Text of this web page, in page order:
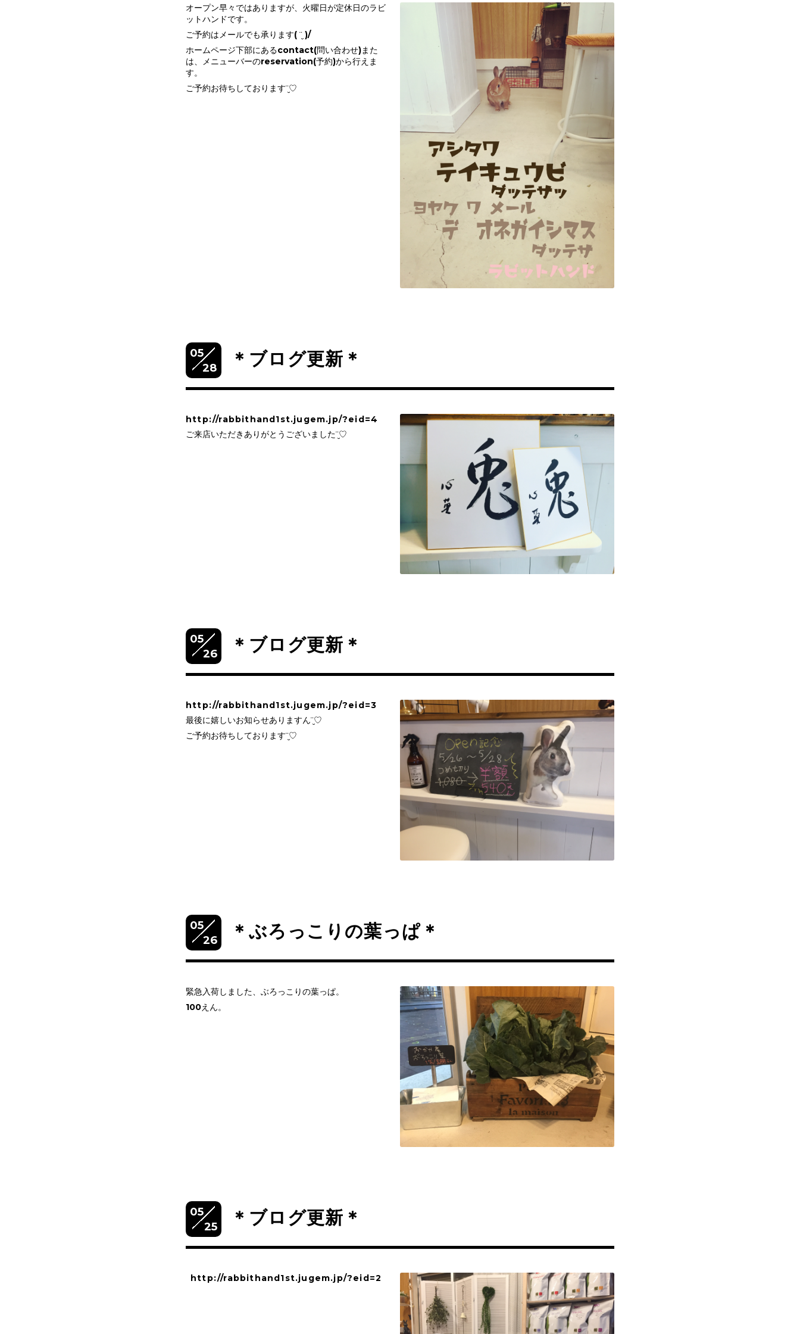
オープン早々ではありますが、火曜日が定休日のラビ
ットハンドです。
ご予約はメールでも承ります( ¨̮ )/
ホームページ下部にあるcontact(問い合わせ)また
は、メニューバーのreservation(予約)から行えま
す。
ご予約お待ちしております¨̮♡
05
28
＊ブログ更新＊
http://rabbithand1st.jugem.jp/?eid=4
ご来店いただきありがとうございました¨̮♡
05
26
＊ブログ更新＊
http://rabbithand1st.jugem.jp/?eid=3
最後に嬉しいお知らせありますん¨̮♡
ご予約お待ちしております¨̮♡
05
26
＊ぶろっこりの葉っぱ＊
緊急入荷しました、ぶろっこりの葉っぱ。
100えん。
05
25
＊ブログ更新＊
http://rabbithand1st.jugem.jp/?eid=2